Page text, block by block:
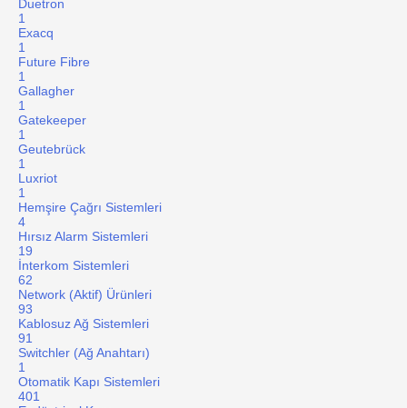
Duetron
1
Exacq
1
Future Fibre
1
Gallagher
1
Gatekeeper
1
Geutebrück
1
Luxriot
1
Hemşire Çağrı Sistemleri
4
Hırsız Alarm Sistemleri
19
İnterkom Sistemleri
62
Network (Aktif) Ürünleri
93
Kablosuz Ağ Sistemleri
91
Switchler (Ağ Anahtarı)
1
Otomatik Kapı Sistemleri
401